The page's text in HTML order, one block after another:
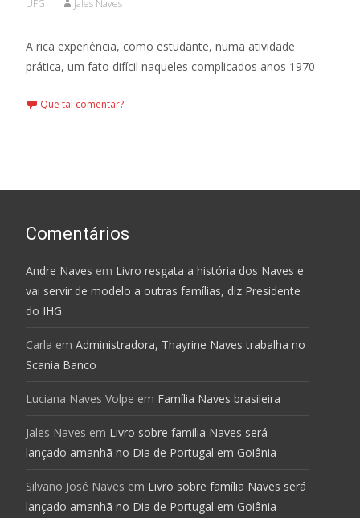
UFG
Jales Naves
A rica experiência, como estudante, numa atividade
prática, um fato difícil naqueles complicados anos 1970
Que tal comentar?
Comentários
Andre Naves em Livro resgata a história dos Naves e
vai servir de modelo a outras famílias, diz Presidente
do IHG
Carla em Administradora, Thayrine Naves trabalha no
Scania Banco
Luciana Naves Volpe em Família Naves brasileira
Jales Naves em Livro sobre família Naves será
lançado amanhã no Dia de Portugal em Goiânia
Silvano José Naves em Livro sobre família Naves será
lançado amanhã no Dia de Portugal em Goiânia